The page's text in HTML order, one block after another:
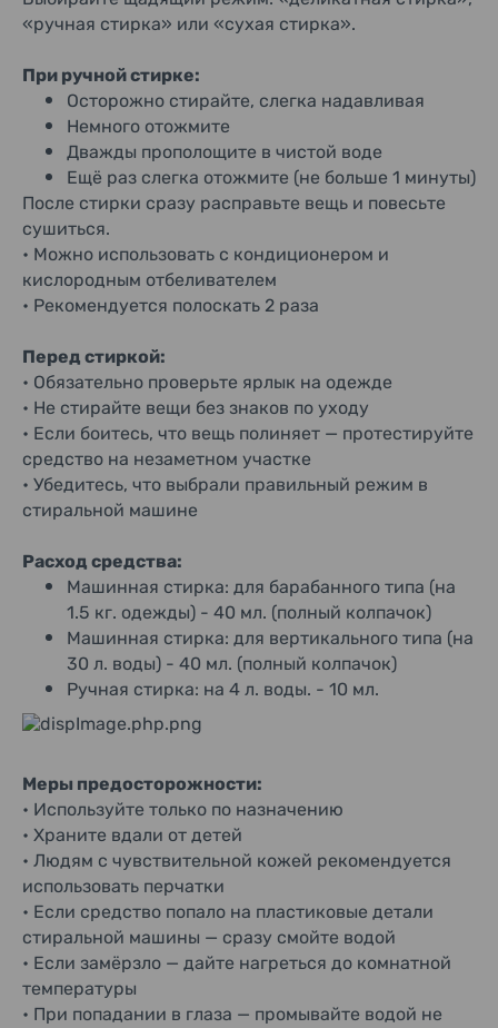
«ручная стирка» или «сухая стирка».
При ручной стирке:
Осторожно стирайте, слегка надавливая
Немного отожмите
Дважды прополощите в чистой воде
Ещё раз слегка отожмите (не больше 1 минуты)
После стирки сразу расправьте вещь и повесьте
сушиться.
• Можно использовать с кондиционером и
кислородным отбеливателем
• Рекомендуется полоскать 2 раза
Перед стиркой:
• Обязательно проверьте ярлык на одежде
• Не стирайте вещи без знаков по уходу
• Если боитесь, что вещь полиняет — протестируйте
средство на незаметном участке
• Убедитесь, что выбрали правильный режим в
стиральной машине
Расход средства:
Машинная стирка: для барабанного типа (на
1.5 кг. одежды) - 40 мл. (полный колпачок)
Машинная стирка: для вертикального типа (на
30 л. воды) - 40 мл. (полный колпачок)
Ручная стирка: на 4 л. воды. - 10 мл.
Меры предосторожности:
• Используйте только по назначению
• Храните вдали от детей
• Людям с чувствительной кожей рекомендуется
использовать перчатки
• Если средство попало на пластиковые детали
стиральной машины — сразу смойте водой
• Если замёрзло — дайте нагреться до комнатной
температуры
• При попадании в глаза — промывайте водой не